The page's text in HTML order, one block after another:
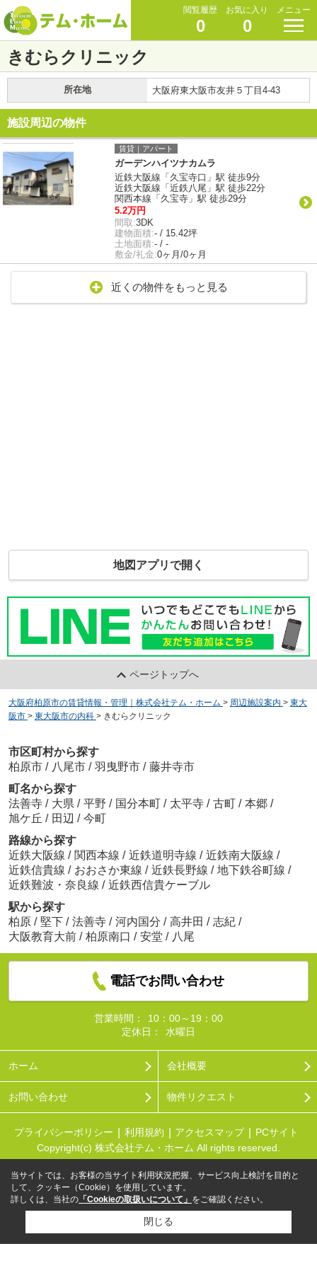
閲覧履歴
0
お気に入り
0
メニュー
きむらクリニック
所在地 大阪府東大阪市友井５丁目4-43
施設周辺の物件
賃貸｜アパート
ガーデンハイツナカムラ
近鉄大阪線「久宝寺口」駅 徒歩9分
近鉄大阪線「近鉄八尾」駅 徒歩22分
関西本線「久宝寺」駅 徒歩29分
5.2万円
間取:3DK
建物面積:- / 15.42坪
土地面積:- / -
敷金/礼金:0ヶ月/0ヶ月
近くの物件をもっと見る
地図アプリで開く
ページトップへ
大阪府柏原市の賃貸情報・管理｜株式会社テム・ホーム > 周辺施設案内 > 東大
阪市 > 東大阪市の内科 > きむらクリニック
市区町村から探す
柏原市 / 八尾市 / 羽曳野市 / 藤井寺市
町名から探す
法善寺 / 大県 / 平野 / 国分本町 / 太平寺 / 古町 / 本郷 /
旭ケ丘 / 田辺 / 今町
路線から探す
近鉄大阪線 / 関西本線 / 近鉄道明寺線 / 近鉄南大阪線 /
近鉄信貴線 / おおさか東線 / 近鉄長野線 / 地下鉄谷町線 /
近鉄難波・奈良線 / 近鉄西信貴ケーブル
駅から探す
柏原 / 堅下 / 法善寺 / 河内国分 / 高井田 / 志紀 /
大阪教育大前 / 柏原南口 / 安堂 / 八尾
電話でお問い合わせ
営業時間：
10：00～19：00
定休日：
水曜日
ホーム 会社概要
お問い合わせ 物件リクエスト
プライバシーポリシー 利用規約 アクセスマップ
PCサイト
Copyright(c) 株式会社テム・ホーム All rights reserved.
当サイトでは、お客様の当サイト利用状況把握、サービス向上検討を目的と
して、クッキー（Cookie）を使用しています。
詳しくは、当社の 「Cookieの取扱いについて」 をご確認ください。
閉じる